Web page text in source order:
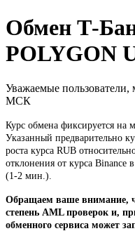
Обмен Т-
POLYGON
Уважаемые
МСК
Курс обмена фиксируется на
Указанный предварительно
роста курса RUB
отклонения от курса Binance
(1-2 мин.).
Обращаем ваше внимание,
степень AML проверок и,
обменного сервиса может